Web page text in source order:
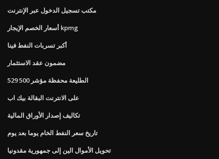
مكتب تسجيل الدخول عبر الإنترنت
أسعار الخصم الإيجار kpmg
أكبر تسربات النفط فينا
مضمون عقد الاستثمار
الطليعة محفظة مؤشر 500 529
على الانترنت البقالة بيك اب
تكاليف إصدار الأوراق المالية
تاريخ سعر النفط الخام يوما بعد يوم
تحويل الأموال الين إلى جمهورية مقدونيا